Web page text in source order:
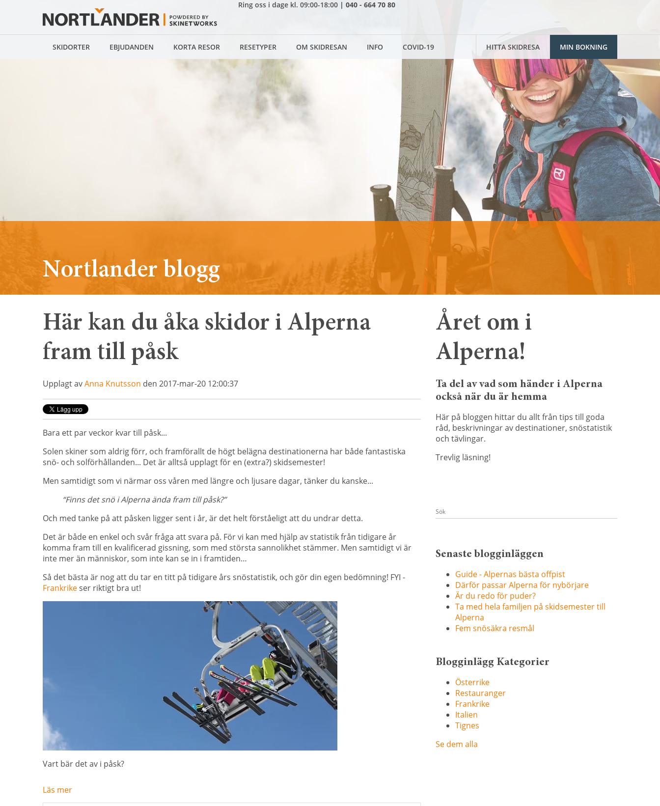
Nortlander
Ring oss i dage kl. 09:00-18:00 | 040 - 664 70 80
SKIDORTER EBJUDANDEN KORTA RESOR RESETYPER OM SKIDRESAN INFO COVID-19 HITTA SKIDRESA MIN BOKNING
Nortlander blogg
Här kan du åka skidor i Alperna
fram till påsk
Upplagt avAnna Knutsson den 2017-mar-20 12:00:37
Bara ett par veckor kvar till påsk...
Solen skiner som aldrig förr, och framförallt de högt belägna destinationerna har både fantastiska
snö- och solförhållanden... Det är alltså upplagt för en (extra?) skidsemester!
Men samtidigt som vi närmar oss våren med längre och ljusare dagar, tänker du kanske...
“Finns det snö i Alperna ända fram till påsk?”
Och med tanke på att påsken ligger sent i år, är det helt förståeligt att du undrar detta.
Det är både en enkel och svår fråga att svara på. För vi kan med hjälp av statistik från tidigare år
komma fram till en kvalificerad gissning, som med största sannolikhet stämmer. Men samtidigt vi är
inte mer än människor, som inte kan se in i framtiden…
Så det bästa är nog att du tar en titt på tidigare års snöstatistik, och gör din egen bedömning! FYI -
Frankrikeser riktigt bra ut!
Vart bär det av i påsk?
Läs mer
Året om i
Alperna!
Ta del av vad som händer i Alperna
också när du är hemma
Här på bloggen hittar du allt från tips till goda
råd, beskrivningar av destinationer, snöstatistik
och tävlingar.
Trevlig läsning!
Senaste blogginläggen
Guide - Alpernas bästa offpist
Därför passar Alperna för nybörjare
Är du redo för puder?
Ta med hela familjen på skidsemester till
Alperna
Fem snösäkra resmål
Blogginlägg Kategorier
Österrike
Restauranger
Frankrike
Italien
Tignes
Se dem alla